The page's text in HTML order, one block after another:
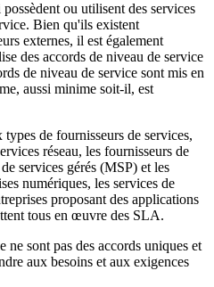
ou utilisent des services
Bien qu'ils existent
externes, il est également
des accords de niveau de service
de niveau de service sont mis en
aussi minime soit-il, est
de fournisseurs de services,
réseau, les fournisseurs de
services gérés (MSP) et les
numériques, les services de
proposant des applications
tous en œuvre des SLA.
ne sont pas des accords uniques et
aux besoins et aux exigences